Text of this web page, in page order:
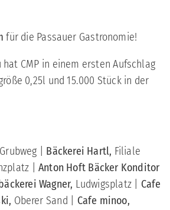
für die Passauer Gastronomie!
CMP in einem ersten Aufschlag
0,25l und 15.000 Stück in der
| Bäckerei Hartl, Filiale
|Anton Hoft Bäcker Konditor
Wagner, Ludwigsplatz | Cafe
Oberer Sand | Cafe minoo,